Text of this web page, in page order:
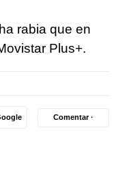
rabia que en
Plus+.
Comentar ·